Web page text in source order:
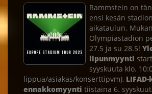
Rammstein on
ensi kesän
aikataulun.
Olympiastadion
27.5 ja su 28.5!
lipunmyynti
syyskuuta klo.
lippua/asiakas/konserttipvm),
ennakkomyynti tiistaina 6.